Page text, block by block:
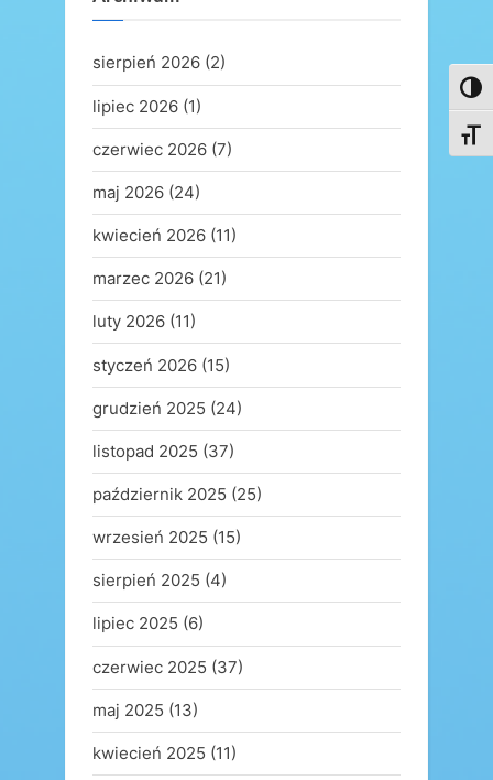
sierpień 2026 (2)
lipiec 2026 (1)
czerwiec 2026 (7)
maj 2026 (24)
kwiecień 2026 (11)
marzec 2026 (21)
luty 2026 (11)
styczeń 2026 (15)
grudzień 2025 (24)
listopad 2025 (37)
październik 2025 (25)
wrzesień 2025 (15)
sierpień 2025 (4)
lipiec 2025 (6)
czerwiec 2025 (37)
maj 2025 (13)
kwiecień 2025 (11)